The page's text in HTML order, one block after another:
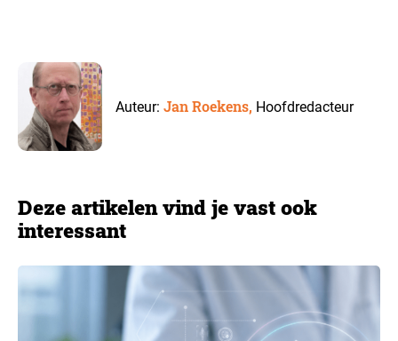
Auteur:Jan Roekens, Hoofdredacteur
Deze artikelen vind je vast ook
interessant